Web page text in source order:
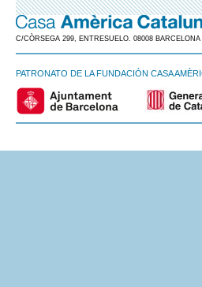
C/CÒRSEGA 299, ENTRESUELO. 08008 BARCELONA
PATRONATO DE LA FUNDACIÓN CASA